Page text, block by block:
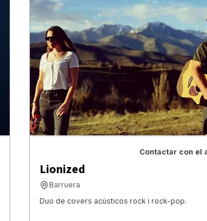
Contactar con el
Lionized
Barruera
Duo de covers acústicos rock i rock-pop.